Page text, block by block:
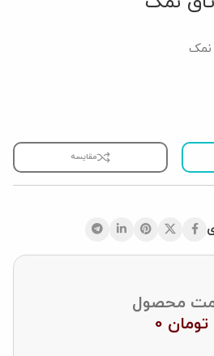
نمک
مقایسه
محصول
تومان